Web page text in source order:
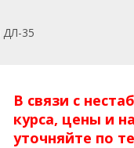
ДЛ-35
В связи с
курса, цены и
уточняйте по